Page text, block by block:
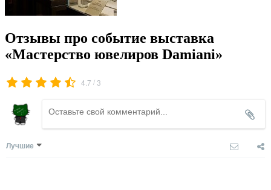
Отзывы про событие выставка
«Мастерство ювелиров Damiani»
4.7 /3
Лучшие